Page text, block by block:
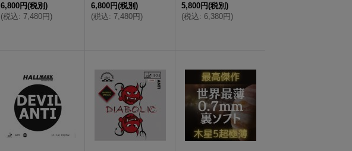
6,800円(税別)
(税込: 7,480円)
6,800円(税別)
(税込: 7,480円)
5,800円(税別)
(税込: 6,380円)